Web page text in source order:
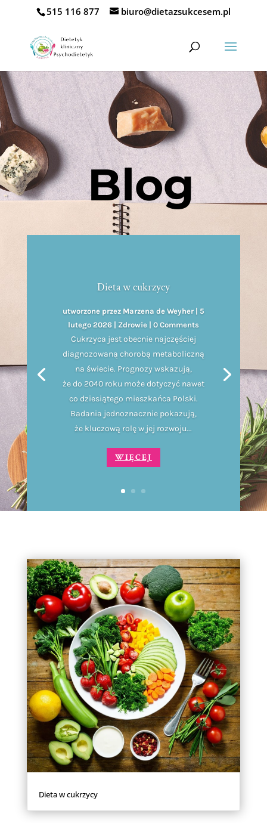
515 116 877 biuro@dietazsukcesem.pl
Blog
Dieta w cukrzycy
utworzone przez Marzena de Weyher| 5
lutego 2026| Zdrowie| 0 Comments
Cukrzyca jest obecnie najczęściej
diagnozowaną chorobą metaboliczną
na świecie. Prognozy wskazują,
że do 2040 roku może dotyczyć nawet
co dziesiątego mieszkańca Polski.
Badania jednoznacznie pokazują,
że kluczową rolę w jej rozwoju...
WIĘCEJ
Dieta w cukrzycy